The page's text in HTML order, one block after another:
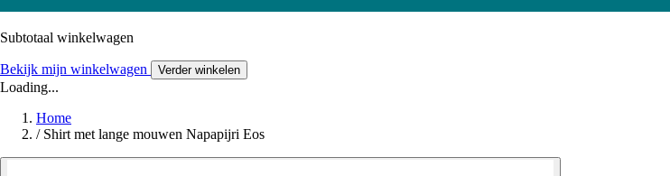
Subtotaal winkelwagen
Bekijk mijn winkelwagen Verder winkelen
Loading...
Home
/ Shirt met lange mouwen Napapijri Eos